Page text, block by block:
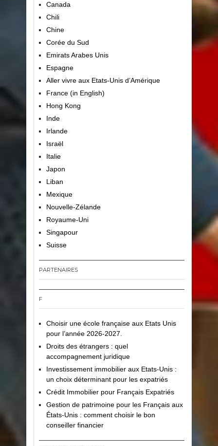
Canada
Chili
Chine
Corée du Sud
Emirats Arabes Unis
Espagne
Aller vivre aux Etats-Unis d’Amérique
France (in English)
Hong Kong
Inde
Irlande
Israël
Italie
Japon
Liban
Mexique
Nouvelle-Zélande
Royaume-Uni
Singapour
Suisse
PARTENAIRES
F
Choisir une école française aux Etats Unis
pour l’année 2026-2027.
Droits des étrangers : quel
accompagnement juridique
Investissement immobilier aux Etats-Unis :
un choix déterminant pour les expatriés
Crédit Immobilier pour Français Expatriés
Gestion de patrimoine pour les Français aux
États-Unis : comment choisir le bon
conseiller financier